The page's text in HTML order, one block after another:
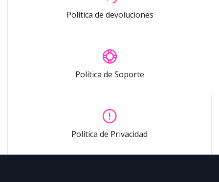
Política de devoluciones
Política de Soporte
Política de Privacidad